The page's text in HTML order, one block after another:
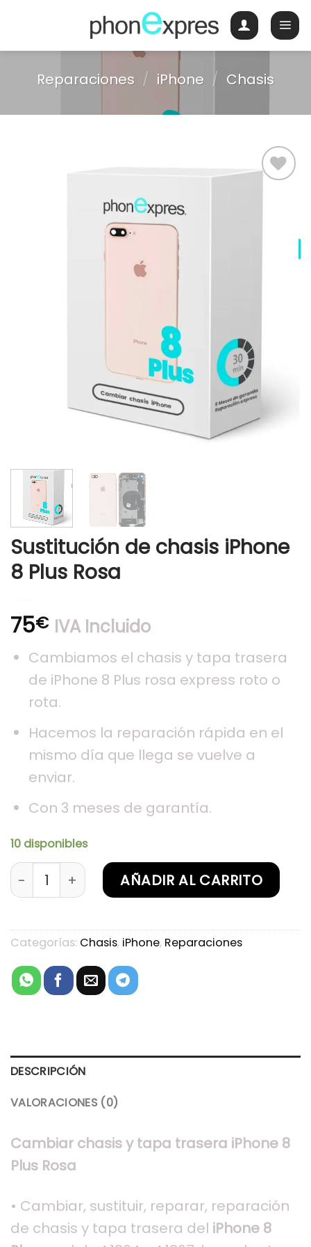
content
Reparaciones / iPhone / Chasis
Sustitución de chasis iPhone
8 Plus Rosa
75€ IVA Incluido
Cambiamos el chasis y tapa trasera
de iPhone 8 Plus rosa express roto o
rota.
Hacemos la reparación rápida en el
mismo día que llega se vuelve a
enviar.
Con 3 meses de garantía.
10 disponibles
Sustitución de chasis iPhone 8 Plus Rosa
AÑADIR AL CARRITO
Categorías: Chasis, iPhone, Reparaciones
DESCRIPCIÓN
VALORACIONES (0)
Cambiar chasis y tapa trasera iPhone 8
Plus Rosa
• Cambiar, sustituir, reparar, reparación
de chasis y tapa trasera del iPhone 8